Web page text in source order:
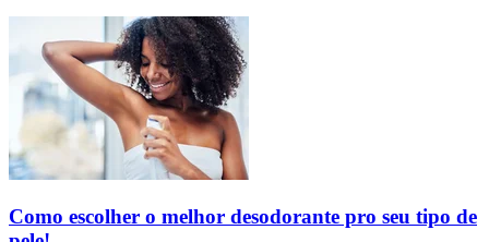
Como escolher o melhor desodorante pro seu tipo de